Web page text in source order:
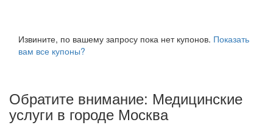
Извините, по вашему запросу пока нет купонов. Показать
вам все купоны?
Обратите внимание: Медицинские
услуги в городе Москва